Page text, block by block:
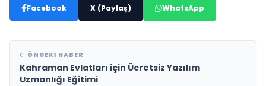
Facebook X (Paylaş) WhatsApp
ÖNCEKI HABER
Kahraman Evlatları için Ücretsiz Yazılım
Uzmanlığı Eğitimi